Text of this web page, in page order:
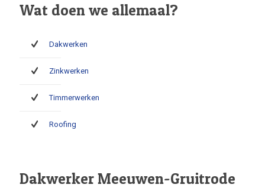
Wat doen we allemaal?
Dakwerken
Zinkwerken
Timmerwerken
Roofing
Dakwerker Meeuwen-Gruitrode